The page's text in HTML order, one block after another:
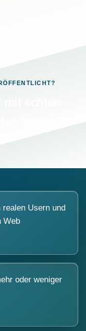
Usern und
Web
oder weniger